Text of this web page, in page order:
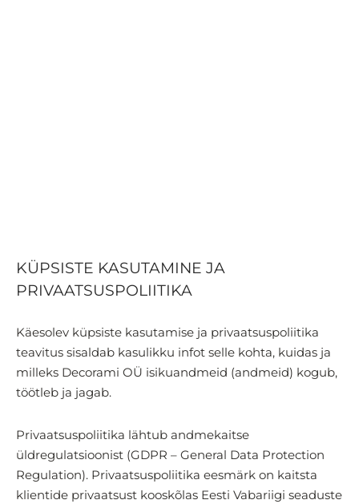
KÜPSISTE KASUTAMINE JA
PRIVAATSUSPOLIITIKA
Käesolev küpsiste kasutamise ja privaatsuspoliitika
teavitus sisaldab kasulikku infot selle kohta, kuidas ja
milleks Decorami OÜ isikuandmeid (andmeid) kogub,
töötleb ja jagab.
Privaatsuspoliitika lähtub andmekaitse
üldregulatsioonist (GDPR – General Data Protection
Regulation). Privaatsuspoliitika eesmärk on kaitsta
klientide privaatsust kooskõlas Eesti Vabariigi seaduste